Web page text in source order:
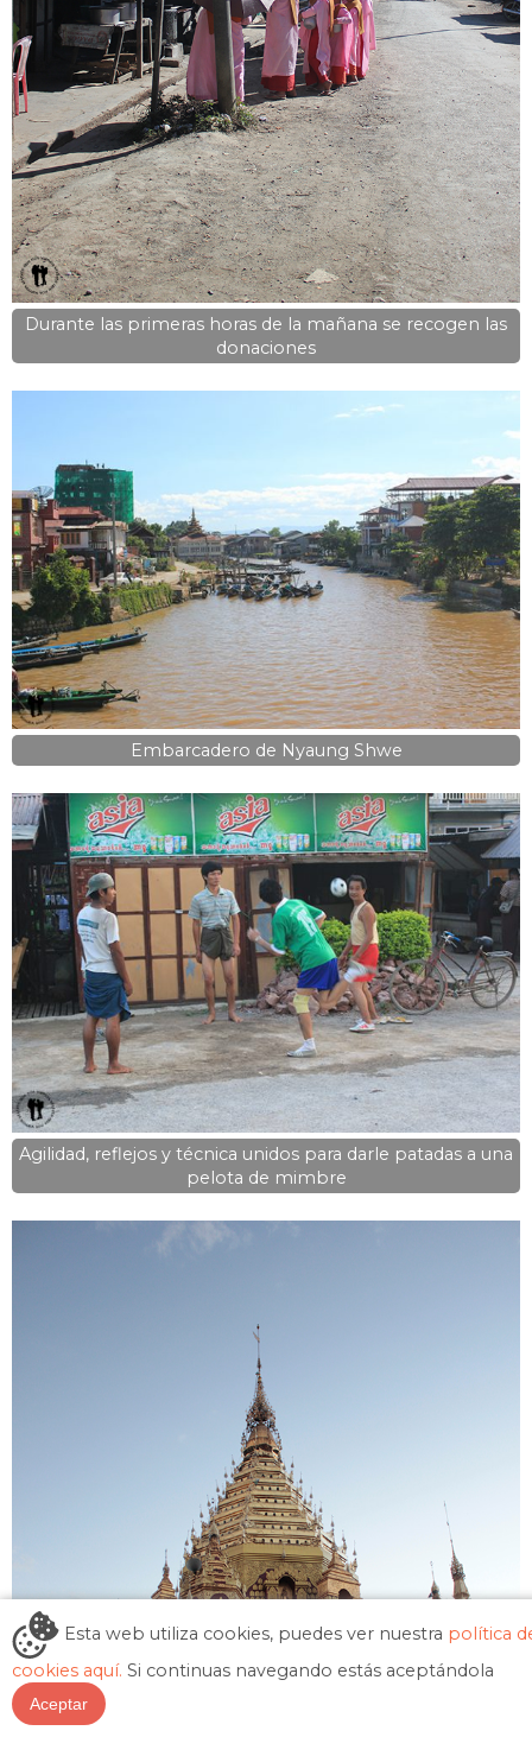
Durante las primeras horas de la mañana se recogen las
donaciones
Embarcadero de Nyaung Shwe
Agilidad, reflejos y técnica unidos para darle patadas a una
pelota de mimbre
Esta web utiliza cookies, puedes ver nuestra política
cookies aquí. Si continuas navegando estás aceptándola
Aceptar